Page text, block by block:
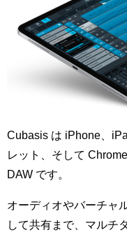
Cubasis は iPhone、
レット、そして
DAW です。
オーディオやバーチャ
して共有まで、マルチ